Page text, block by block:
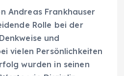
Andreas Frankhauser
Rolle bei der
und
vielen Persönlichkeiten
wurden in seinen